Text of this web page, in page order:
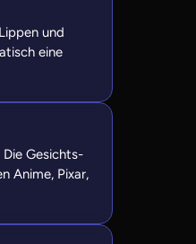
und
eine
Gesichts-
Anime, Pixar,